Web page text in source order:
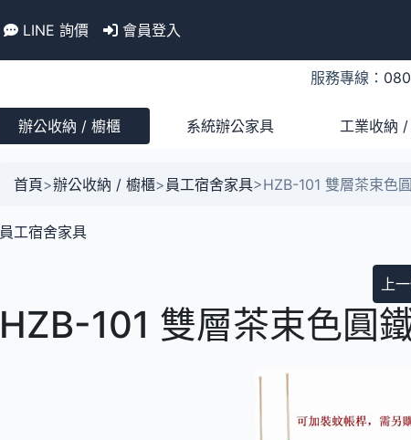
LINE 詢價 會員登入
服務專線：
辦公收納 / 櫥櫃 系統辦公家具 工業收納
首頁>辦公收納 / 櫥櫃> 員工宿舍家具>HZB-101 雙層茶束色
員工宿舍家具
上
HZB-101 雙層茶束色圓